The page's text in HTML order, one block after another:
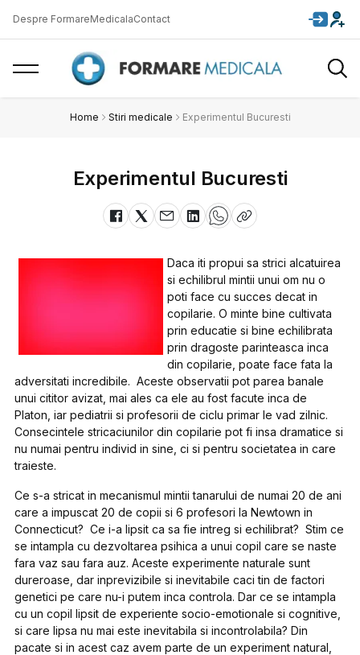
Despre FormareMedicalaContact
Home Stiri medicale Experimentul Bucuresti
Experimentul Bucuresti
Daca iti propui sa strici alcatuirea
si echilibrul mintii unui om nu o
poti face cu succes decat in
copilarie. O minte bine cultivata
prin educatie si bine echilibrata
prin dragoste parinteasca inca
din copilarie, poate face fata la
adversitati incredibile. Aceste observatii pot parea banale
unui cititor avizat, mai ales ca ele au fost facute inca de
Platon, iar pediatrii si profesorii de ciclu primar le vad zilnic.
Consecintele stricaciunilor din copilarie pot fi insa dramatice si
nu numai pentru individ in sine, ci si pentru societatea in care
traieste.
Ce s-a stricat in mecanismul mintii tanarului de numai 20 de ani
care a impuscat 20 de copii si 6 profesori la Newtown in
Connecticut? Ce i-a lipsit ca sa fie intreg si echilibrat? Stim ce
se intampla cu dezvoltarea psihica a unui copil care se naste
fara vaz sau fara auz. Aceste experimente naturale sunt
dureroase, dar inprevizibile si inevitabile caci tin de factori
genetici pe care nu-i putem inca controla. Dar ce se intampla
cu un copil lipsit de experiente socio-emotionale si cognitive,
si care lipsa nu mai este inevitabila si incontrolabila? Din
pacate si in acest caz avem parte de un experiment natural,